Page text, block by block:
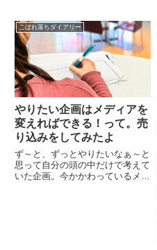
こぼれ落ちダイアリー
やりたい企画はメディアを
変えればできる！って。売
り込みをしてみたよ
ず～と、ずっとやりたいなぁ～と
思って自分の頭の中だけで考えて
いた企画。今かかわっているメデ